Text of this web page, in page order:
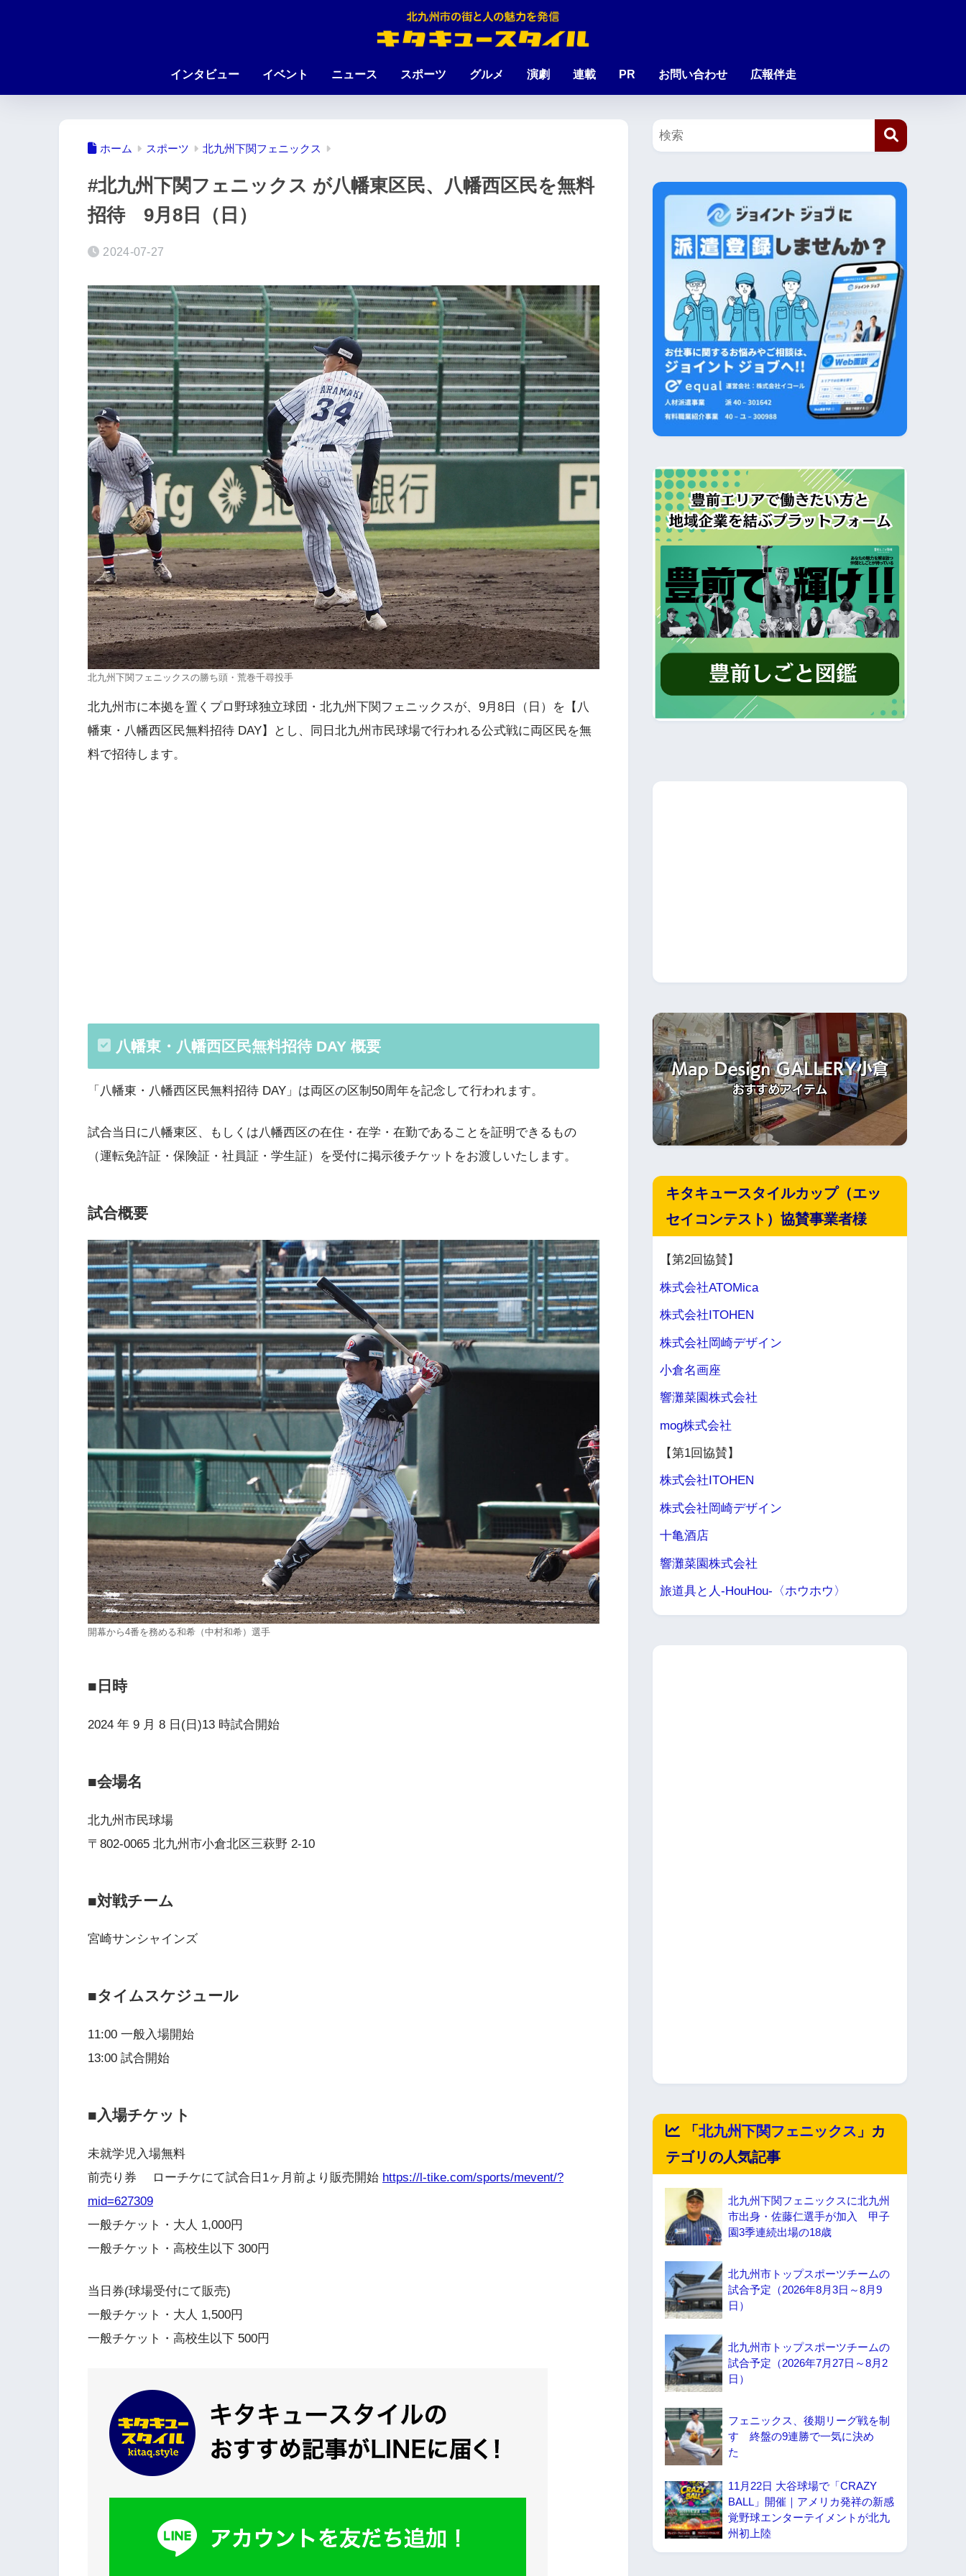
インタビュー イベント ニュース スポーツ グルメ 演劇 連載 PR お問い合わせ 広報伴走
ホーム スポーツ 北九州下関フェニックス
#北九州下関フェニックス が八幡東区民、八幡西区民を無料
招待 9月8日（日）
2024-07-27
北九州下関フェニックスの勝ち頭・荒巻千尋投手
北九州市に本拠を置くプロ野球独立球団・北九州下関フェニックスが、9月8日（日）を【八
幡東・八幡西区民無料招待 DAY】とし、同日北九州市民球場で行われる公式戦に両区民を無
料で招待します。
八幡東・八幡西区民無料招待 DAY 概要
「八幡東・八幡西区民無料招待 DAY」は両区の区制50周年を記念して行われます。
試合当日に八幡東区、もしくは八幡西区の在住・在学・在勤であることを証明できるもの
（運転免許証・保険証・社員証・学生証）を受付に掲示後チケットをお渡しいたします。
試合概要
開幕から4番を務める和希（中村和希）選手
■日時
2024 年 9 月 8 日(日)13 時試合開始
■会場名
北九州市民球場
〒802-0065 北九州市小倉北区三萩野 2-10
■対戦チーム
宮崎サンシャインズ
■タイムスケジュール
11:00 一般入場開始
13:00 試合開始
■入場チケット
未就学児入場無料
前売り券 ローチケにて試合日1ヶ月前より販売開始 https://l-tike.com/sports/mevent/?
mid=627309
一般チケット・大人 1,000円
一般チケット・高校生以下 300円
当日券(球場受付にて販売)
一般チケット・大人 1,500円
一般チケット・高校生以下 500円
キタキュースタイルカップ（エッ
セイコンテスト）協賛事業者様
【第2回協賛】
株式会社ATOMica
株式会社ITOHEN
株式会社岡崎デザイン
小倉名画座
響灘菜園株式会社
mog株式会社
【第1回協賛】
株式会社ITOHEN
株式会社岡崎デザイン
十亀酒店
響灘菜園株式会社
旅道具と人-HouHou-〈ホウホウ〉
「 北九州下関フェニックス 」カ
テゴリの人気記事
北九州下関フェニックスに北九州
市出身・佐藤仁選手が加入 甲子
園3季連続出場の18歳
北九州市トップスポーツチームの
試合予定（2026年8月3日～8月9
日）
北九州市トップスポーツチームの
試合予定（2026年7月27日～8月2
日）
フェニックス、後期リーグ戦を制
す 終盤の9連勝で一気に決め
た
11月22日 大谷球場で「CRAZY
BALL」開催｜アメリカ発祥の新感
覚野球エンターテイメントが北九
州初上陸